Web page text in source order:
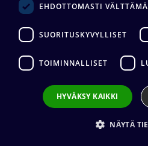
resoluutio on enintään
HD-SDI-kaapelit
HD-SDI-kaapelit (High
EHDOTTOMASTI
SUORITUSKYVYLLISET
TOIMINNALLISET
HYVÄKSY KAIKKI
NÄYTÄ